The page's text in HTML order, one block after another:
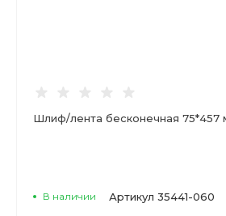
Шлиф/лента бесконечная 75*457
В наличии Артикул 35441-060